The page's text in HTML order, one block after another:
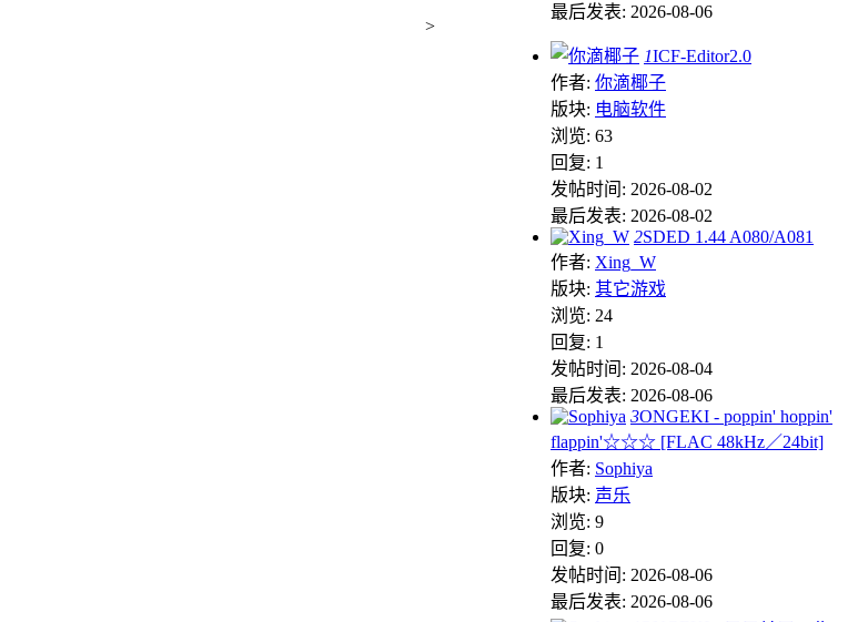
最后发表: 2026-08-06
1ICF-Editor2.0
作者: 你滴椰子
版块: 电脑软件
浏览: 63
回复: 1
发帖时间: 2026-08-02
最后发表: 2026-08-02
2SDED 1.44 A080/A081
作者: Xing_W
版块: 其它游戏
浏览: 24
回复: 1
发帖时间: 2026-08-04
最后发表: 2026-08-06
3ONGEKI - poppin' hoppin'
flappin'☆☆☆ [FLAC 48kHz／24bit]
作者: Sophiya
版块: 声乐
浏览: 9
回复: 0
发帖时间: 2026-08-06
最后发表: 2026-08-06
>